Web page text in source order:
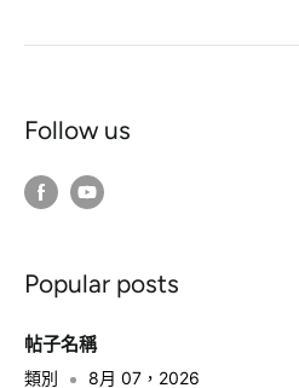
Follow us
Popular posts
帖子名稱
類別 8月 07，2026